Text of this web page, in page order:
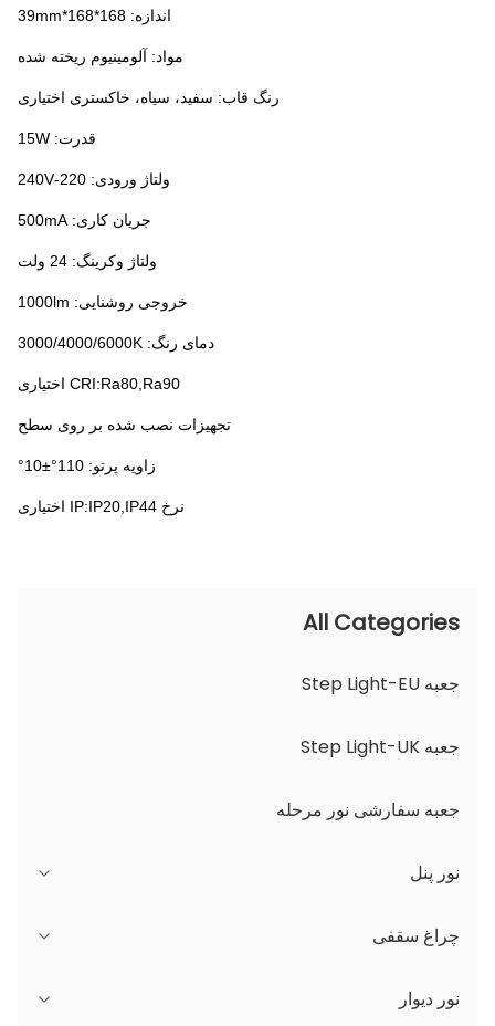
اندازه: 168*168*39mm
مواد: آلومینیوم ریخته شده
رنگ قاب: سفید، سیاه، خاکستری اختیاری
قدرت: 15W
ولتاژ ورودی: 220-240V
جریان کاری: 50 0mA
ولتاژ وکرینگ: 24 ولت
خروجی روشنایی: 1000lm
دمای رنگ: 3000/4000/6000K
CRI:Ra80,Ra90 اختیاری
تجهیزات نصب شده بر روی سطح
زاویه پرتو: 110°±10°
نرخ IP:IP20,IP44 اختیاری
All Categories
جعبه Step Light-EU
جعبه Step Light-UK
جعبه سفارشی نور مرحله
نور پنل
سری JDL
سری DSDL
چراغ سقفی
سری JCL
نور دیوار